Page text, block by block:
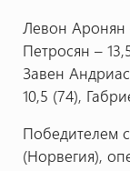
Левон Аронян
Петросян –
Завен
10,5 (74),
Победителем
(Норвегия),